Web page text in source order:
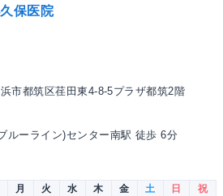
保医院
市都筑区荏田東4-8-5プラザ都筑2階
ルーライン)センター南駅 徒歩 6分
月 火 水 木 金 土 日
祝